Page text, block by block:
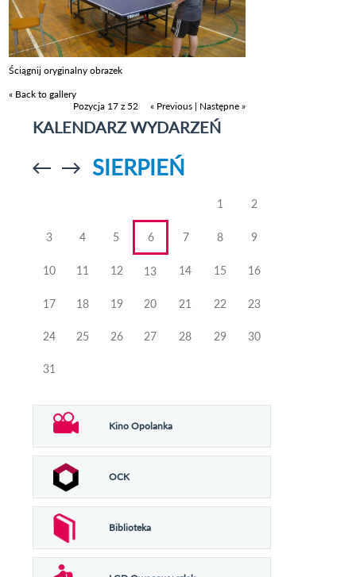
Ściągnij oryginalny obrazek
« Back to gallery
Pozycja 17 z 52
« Previous | Następne »
KALENDARZ WYDARZEŃ
Przejdź doPrzejdź do
SIERPIEŃ
1 2
3 4 5 6 7 8 9
10 11 12 13 14 15 16
17 18 19 20 21 22 23
24 25 26 27 28 29 30
31
Kino Opolanka
OCK
Biblioteka